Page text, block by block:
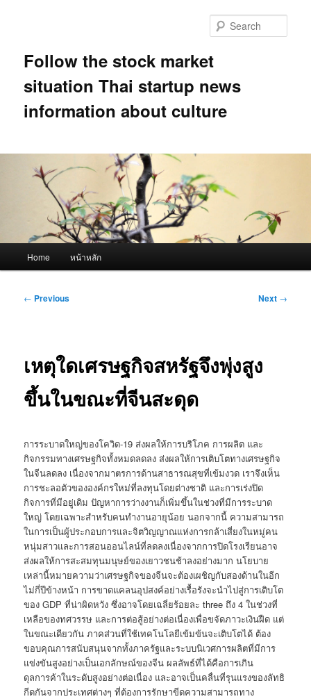
Follow the stock market
situation Thai startup news
information about culture
Home หน้าหลัก
Post
← Previous Next →
เหตุใดเศรษฐกิจสหรัฐจึงพุ่งสูง
ขึ้นในขณะที่จีนสะดุด
การระบาดใหญ่ของโควิด-19 ส่งผลให้การบริโภค การผลิต และ
กิจกรรมทางเศรษฐกิจทั้งหมดลดลง ส่งผลให้การเติบโตทางเศรษฐกิจ
ในจีนลดลง เนื่องจากมาตรการด้านสาธารณสุขที่เข้มงวด เราจึงเห็น
การชะลอตัวขององค์กรใหม่ที่ลงทุนโดยต่างชาติ และการเร่งปิด
กิจการที่มีอยู่เดิม ปัญหาการว่างงานก็เพิ่มขึ้นในช่วงที่มีการระบาด
ใหญ่ โดยเฉพาะสำหรับคนทำงานอายุน้อย นอกจากนี้ ความสามารถ
ในการเป็นผู้ประกอบการและจิตวิญญาณแห่งการกล้าเสี่ยงในหมู่คน
หนุ่มสาวและการสอนออนไลน์ที่ลดลงเนื่องจากการปิดโรงเรียนอาจ
ส่งผลให้การสะสมทุนมนุษย์ของเยาวชนช้าลงอย่างมาก นโยบาย
เหล่านี้หมายความว่าเศรษฐกิจของจีนจะต้องเผชิญกับสองด้านในอีก
ไม่กี่ปีข้างหน้า การขาดแคลนอุปสงค์อย่างเรื้อรังจะนำไปสู่การเติบโต
ของ GDP ที่น่าผิดหวัง ซึ่งอาจโดยเฉลี่ยร้อยละ three ถึง 4 ในช่วงที่
เหลือของทศวรรษ และการต่อสู้อย่างต่อเนื่องเพื่อขจัดภาวะเงินฝืด แต่
ในขณะเดียวกัน ภาคส่วนที่ใช้เทคโนโลยีเข้มข้นจะเติบโตได้ ต้อง
ขอบคุณการสนับสนุนจากทั้งภาครัฐและระบบนิเวศการผลิตที่มีการ
แข่งขันสูงอย่างเป็นเอกลักษณ์ของจีน ผลลัพธ์ที่ได้คือการเกิน
ดุลการค้าในระดับสูงอย่างต่อเนื่อง และอาจเป็นคลื่นที่รุนแรงของลัทธิ
กีดกันจากประเทศต่างๆ ที่ต้องการรักษาขีดความสามารถทาง